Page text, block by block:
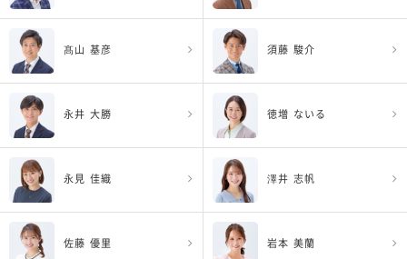
髙山 基彦 須藤 駿介
永井 大勝 徳増 ないる
永見 佳織 澤井 志帆
佐藤 優里 岩本 美蘭